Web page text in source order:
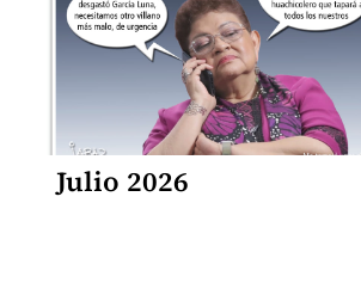
Julio 2026